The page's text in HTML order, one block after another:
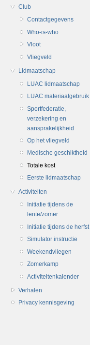
Club
Contactgegevens
Who-is-who
Vloot
Vliegveld
Lidmaatschap
LUAC lidmaatschap
LUAC materiaalgebruik
Sportfederatie,
verzekering en
aansprakelijkheid
Op het vliegveld
Medische geschiktheid
Totale kost
Eerste lidmaatschap
Activiteiten
Initiatie tijdens de
lente/zomer
Initiatie tijdens de herfst
Simulator instructie
Weekendvliegen
Zomerkamp
Activiteitenkalender
Verhalen
Privacy kennisgeving